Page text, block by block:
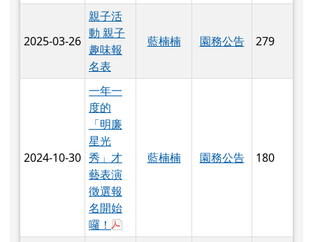
2025-03-26
親子活
動 親子
趣味報
名表
藍楠楠 園務公告 279
2024-10-30
一年一
度的
「明廉
星光
秀」才
藝表演
徵選報
名開始
囉！
藍楠楠 園務公告 180